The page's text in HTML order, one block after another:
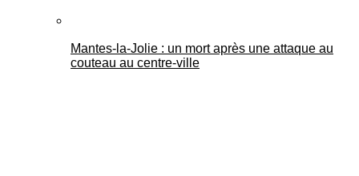
Mantes-la-Jolie : un mort après une attaque au
couteau au centre-ville